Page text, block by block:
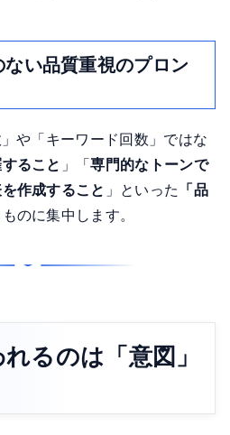
い品質重視のプロン
や「キーワード回数」ではな
ること 」「専門的なトーンで
を作成すること 」といった
「品
のに集中します。
るのは「意図」